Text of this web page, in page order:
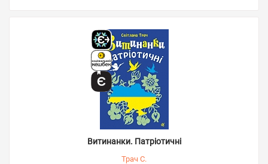
Витинанки. Патріотичні
Трач С.